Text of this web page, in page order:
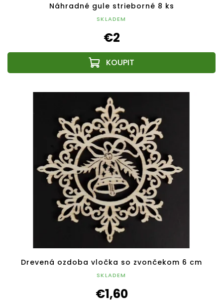
Náhradné gule strieborné 8 ks
SKLADEM
€2
Drevená ozdoba vločka so zvončekom 6 cm
SKLADEM
€1,60